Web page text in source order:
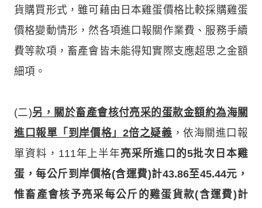
貨購買形式，雖可藉由日本雞蛋價格比較採購雞蛋
價格變動情形，然各項進口報關作業費、服務手續
費等款項，畜產會皆未能得知實際支應超思之金額
細項。
(二)另，關於畜產會核付亮采的蛋款金額約為海關
進口報單「到岸價格」2倍之疑義 ，依海關進口報
單資料，111年上半年亮采所進口的5批次日本雞
蛋，每公斤到岸價格(含運費)計43.86至45.44元，
惟畜產會核予亮采每公斤的雞蛋貨款(含運費)計